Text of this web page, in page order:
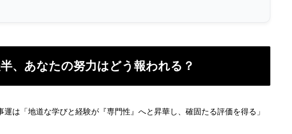
、あなたの努力はどう報われる？
は「地道な学びと経験が『専門性』へと昇華し、確固たる評価を得る」